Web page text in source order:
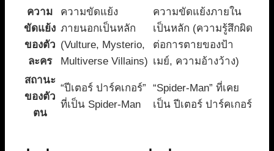
ความ
ขัดแย้ง
ของตัว
ละคร
ความขัดแย้ง
ภายนอกเป็นหลัก
(Vulture, Mysterio,
Multiverse Villains)
ความขัดแย้งภายใน
เป็นหลัก (ความรู้สึกผิด
ต่อการตายของป้า
เมย์, ความอ้างว้าง)
สถานะ
ของตัว
ตน
“ปีเตอร์ ปาร์คเกอร์”
ที่เป็น Spider-Man
“Spider-Man” ที่เคย
เป็น ปีเตอร์ ปาร์คเกอร์